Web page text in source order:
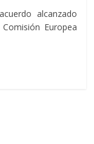
alcanzado
Europea